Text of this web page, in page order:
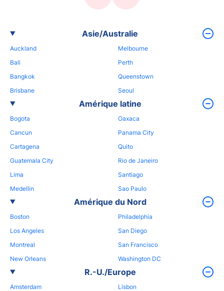
Asie/Australie
Auckland
Bali
Bangkok
Brisbane
Melbourne
Perth
Queenstown
Seoul
Amérique latine
Bogota
Cancun
Cartagena
Guatemala City
Lima
Medellin
Oaxaca
Panama City
Quito
Rio de Janeiro
Santiago
Sao Paulo
Amérique du Nord
Boston
Los Angeles
Montreal
New Orleans
Philadelphia
San Diego
San Francisco
Washington DC
R.-U./Europe
Amsterdam
Lisbon